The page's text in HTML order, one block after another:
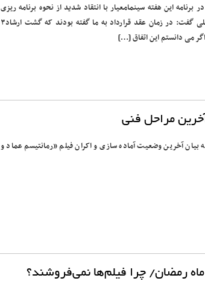
برنامه این هفته سینمامعیار با انتقاد شدید از نحوه برنامه ریزی
اکران در شرایط فعلی گفت: در زمان عقد قرارداد به ما گفته بودند که گشت ارشاد۳
می دانستم این اتفاق […]
مراحل فنی
بیان آخرین وضعیت آماده سازی و اکران فیلم «رمانتیسم عماد و
رمضان/ چرا فیلم‌ها نمی‌فروشند؟